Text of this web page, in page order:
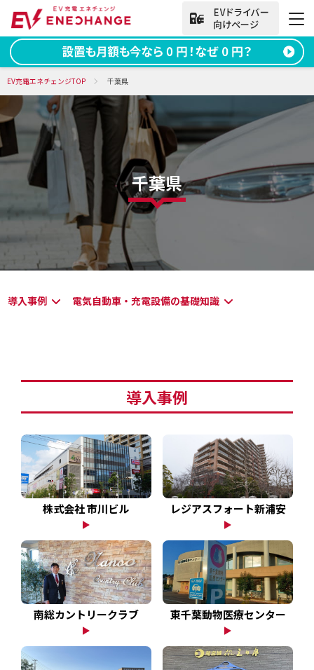
法人向けお問い合わせ
資料ダウンロード 無料お問い合わせ
電話をかける
(9:00~18:00) 050-2030-5702
法人向け
サービス
導入事例
営業パートナー募集
セミナー情報
ニュース・展示会情報
ブランドツールキット
導入施設別プラン
EV充電エネチェンジTOP 千葉県
千葉県
導入事例 電気自動車・充電設備の基礎知識
導入事例
株式会社 市川ビル レジアスフォート新浦安
南総カントリークラブ 東千葉動物医療センター